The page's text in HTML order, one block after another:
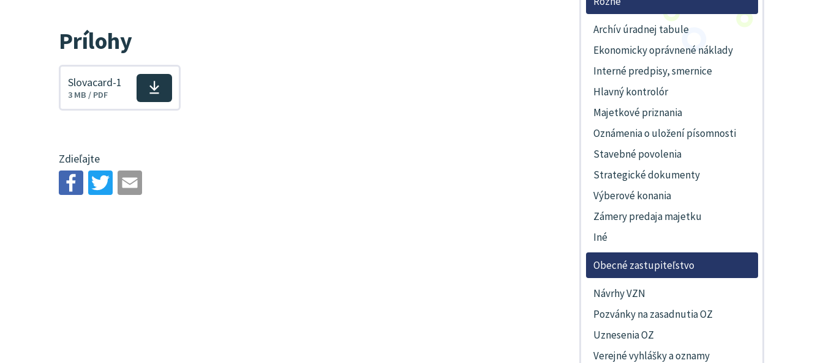
Prílohy
Stiahnuť
Slovacard-1
3 MB / PDF
Zdieľajte
Archív úradnej tabule
Ekonomicky oprávnené náklady
Interné predpisy, smernice
Hlavný kontrolór
Majetkové priznania
Oznámenia o uložení písomnosti
Stavebné povolenia
Strategické dokumenty
Výberové konania
Zámery predaja majetku
Iné
Obecné zastupiteľstvo
Návrhy VZN
Pozvánky na zasadnutia OZ
Uznesenia OZ
Verejné vyhlášky a oznamy